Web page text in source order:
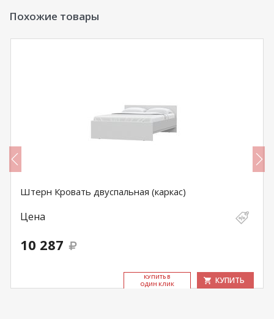
Похожие товары
Штерн Кровать двуспальная (каркас)
Цена
10 287
КУ­ПИТЬ В
ОДИН КЛИК
КУПИТЬ